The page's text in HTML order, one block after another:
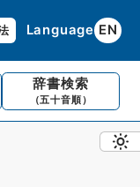
Language EN
辞書検索
（五十音順）